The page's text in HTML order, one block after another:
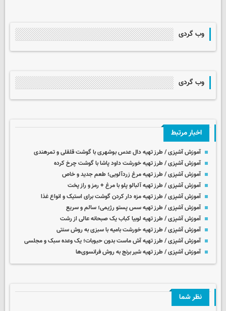
وب گردی
وب گردی
اخبار مرتبط
آموزش آشپزی / طرز تهیه دال عدس بوشهری با گوشت قلقلی و تمرهندی
آموزش آشپزی / طرز تهیه خورشت داود پاشا با گوشت چرخ کرده
آموزش آشپزی / طرز تهیه مرغ زردآلویی؛ طعم جدید و خاص
آموزش آشپزی / طرز تهیه آلبالو پلو با مرغ + رمز و راز پخت
آموزش آشپزی / طرز تهیه مزه دار کردن گوشت برای استیک و انواع غذا
آموزش آشپزی / طرز تهیه سس پستو رژیمی؛ سالم و سریع
آموزش آشپزی / طرز تهیه لوبیا کباب یک صبحانه عالی از رشت
آموزش آشپزی / طرز تهیه خورشت بامیه با سبزی به روش سنتی
آموزش آشپزی / طرز تهیه آش ماست بدون حبوبات؛ یک وعده سبک و مجلسی
آموزش آشپزی / طرز تهیه شیر برنج به روش فرانسوی‌ها
نظر شما